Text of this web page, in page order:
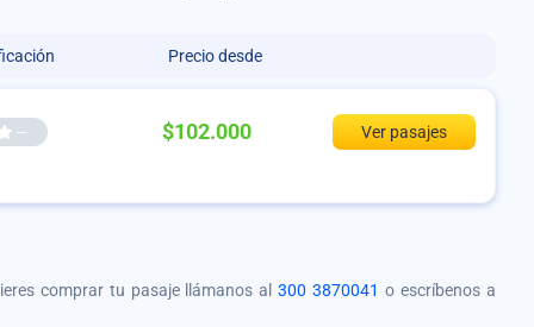
Precio desde
-- $102.000 Ver pasajes
comprar tu pasaje llámanos al300 3870041 o escríbenos a